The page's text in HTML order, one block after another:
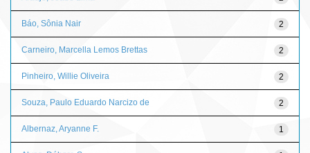
2
Báo, Sônia Nair
2
Carneiro, Marcella Lemos Brettas
2
Pinheiro, Willie Oliveira
2
Souza, Paulo Eduardo Narcizo de
1
Albernaz, Aryanne F.